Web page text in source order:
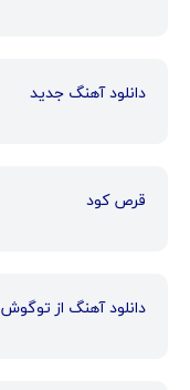
دانلود آهنگ جدید
قرص کود
دانلود آهنگ از توگوش